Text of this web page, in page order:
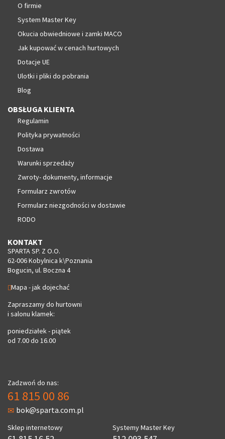
O firmie
System Master Key
Okucia obwiedniowe i zamki MACO
Jak kupować w cenach hurtowych
Dotacje UE
Ulotki i pliki do pobrania
Blog
OBSŁUGA KLIENTA
Regulamin
Polityka prywatności
Dostawa
Warunki sprzedaży
Zwroty- dokumenty, informacje
Formularz zwrotów
Formularz niezgodności w dostawie
RODO
KONTAKT
SPARTA SP. Z O.O.
62-006 Kobylnica k\Poznania
Bogucin, ul. Boczna 4
Mapa - jak dojechać
Zapraszamy do hurtowni
i salonu klamek:
poniedziałek - piątek
od 7.00 do 16.00
Zadzwoń do nas:
61 815 00 86
bok@sparta.com.pl
Sklep internetowy Systemy Master Key